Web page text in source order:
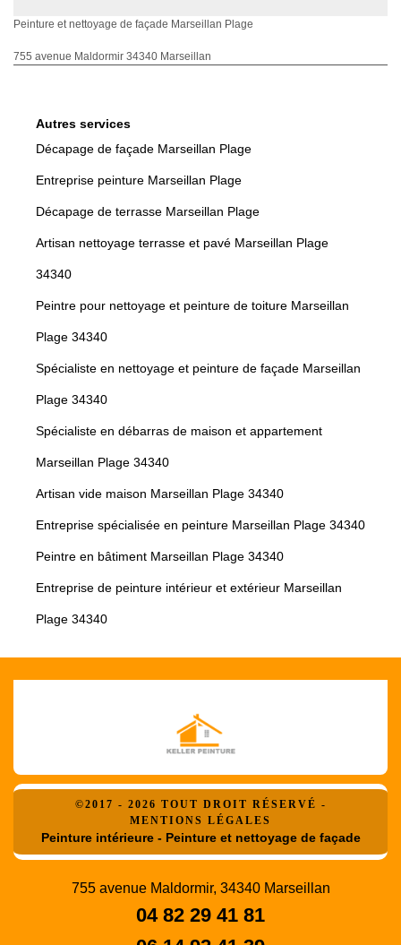
Peinture et nettoyage de façade Marseillan Plage
755 avenue Maldormir 34340 Marseillan
Autres services
Décapage de façade Marseillan Plage
Entreprise peinture Marseillan Plage
Décapage de terrasse Marseillan Plage
Artisan nettoyage terrasse et pavé Marseillan Plage
34340
Peintre pour nettoyage et peinture de toiture Marseillan
Plage 34340
Spécialiste en nettoyage et peinture de façade Marseillan
Plage 34340
Spécialiste en débarras de maison et appartement
Marseillan Plage 34340
Artisan vide maison Marseillan Plage 34340
Entreprise spécialisée en peinture Marseillan Plage 34340
Peintre en bâtiment Marseillan Plage 34340
Entreprise de peinture intérieur et extérieur Marseillan
Plage 34340
©2017 - 2026 TOUT DROIT RÉSERVÉ -
MENTIONS LÉGALES
Peinture intérieure - Peinture et nettoyage de façade
755 avenue Maldormir, 34340 Marseillan
04 82 29 41 81